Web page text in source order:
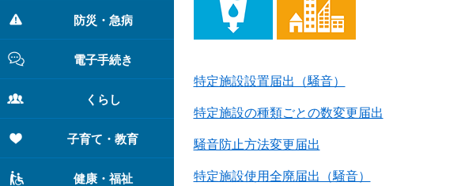
防災・急病
電子手続き
くらし
子育て・教育
健康・福祉
特定施設設置届出（騒音）
特定施設の種類ごとの数変更届出
騒音防止方法変更届出
特定施設使用全廃届出（騒音）